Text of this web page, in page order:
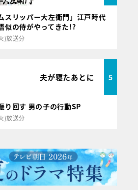
スリッパー大左衛門」江戸時代
似の侍がやってきた!?
)放送分
夫が寝たあとに 5
り回す 男の子の行動SP
)放送分